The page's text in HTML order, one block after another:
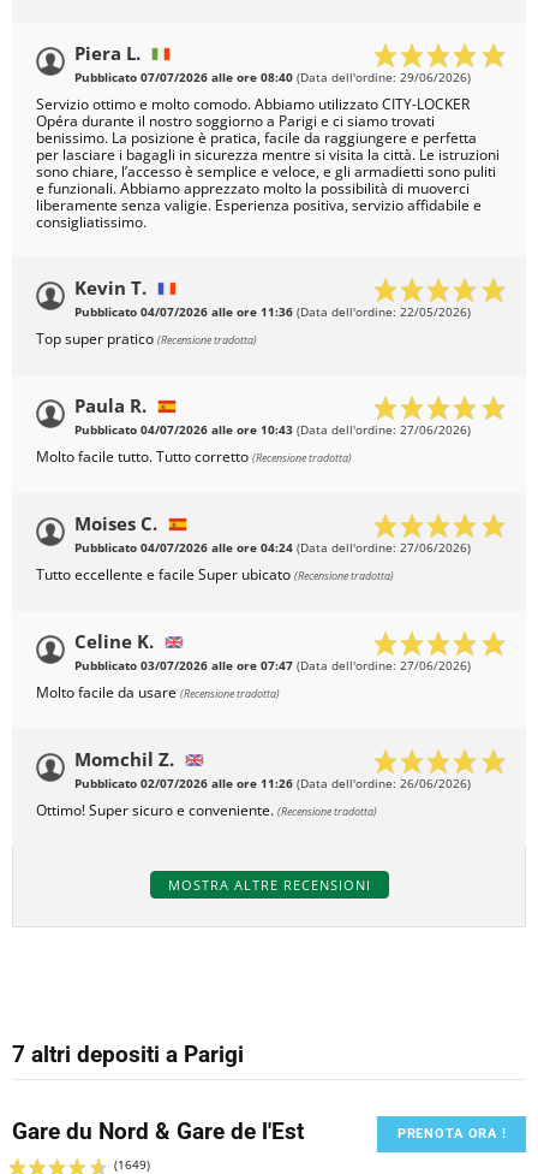
Piera L.
Pubblicato 07/07/2026 alle ore 08:40 (Data dell'ordine: 29/06/2026)
Servizio ottimo e molto comodo. Abbiamo utilizzato CITY-LOCKER
Opéra durante il nostro soggiorno a Parigi e ci siamo trovati
benissimo. La posizione è pratica, facile da raggiungere e perfetta
per lasciare i bagagli in sicurezza mentre si visita la città. Le istruzioni
sono chiare, l’accesso è semplice e veloce, e gli armadietti sono puliti
e funzionali. Abbiamo apprezzato molto la possibilità di muoverci
liberamente senza valigie. Esperienza positiva, servizio affidabile e
consigliatissimo.
Kevin T.
Pubblicato 04/07/2026 alle ore 11:36 (Data dell'ordine: 22/05/2026)
Top super pratico (Recensione tradotta)
Paula R.
Pubblicato 04/07/2026 alle ore 10:43 (Data dell'ordine: 27/06/2026)
Molto facile tutto. Tutto corretto (Recensione tradotta)
Moises C.
Pubblicato 04/07/2026 alle ore 04:24 (Data dell'ordine: 27/06/2026)
Tutto eccellente e facile Super ubicato (Recensione tradotta)
Celine K.
Pubblicato 03/07/2026 alle ore 07:47 (Data dell'ordine: 27/06/2026)
Molto facile da usare (Recensione tradotta)
Momchil Z.
Pubblicato 02/07/2026 alle ore 11:26 (Data dell'ordine: 26/06/2026)
Ottimo! Super sicuro e conveniente. (Recensione tradotta)
MOSTRA ALTRE RECENSIONI
7 altri depositi a Parigi
Gare du Nord & Gare de l'Est PRENOTA ORA !